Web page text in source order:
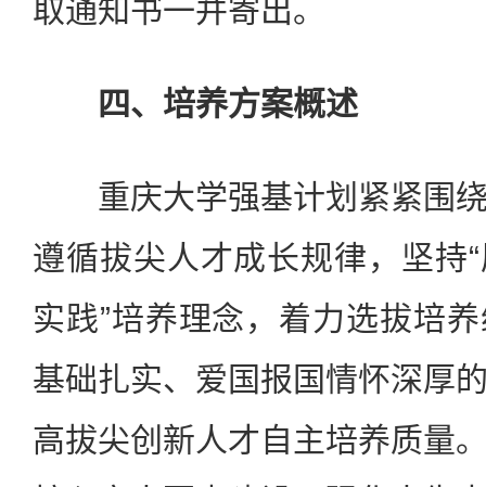
取通知书一并寄出。
四、培养方案概述
重庆大学强基计划紧紧围绕
遵循拔尖人才成长规律，坚持
实践”培养理念，着力选拔培
基础扎实、爱国报国情怀深厚
高拔尖创新人才自主培养质量